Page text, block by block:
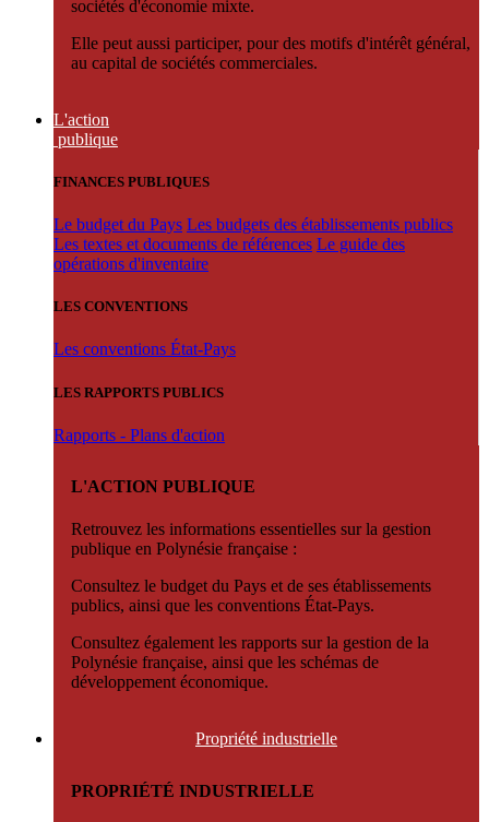
sociétés d'économie mixte.
Elle peut aussi participer, pour des motifs d'intérêt général,
au capital de sociétés commerciales.
L'action
publique
FINANCES PUBLIQUES
Le budget du Pays Les budgets des établissements publics
Les textes et documents de références Le guide des
opérations d'inventaire
LES CONVENTIONS
Les conventions État-Pays
LES RAPPORTS PUBLICS
Rapports - Plans d'action
L'ACTION PUBLIQUE
Retrouvez les informations essentielles sur la gestion
publique en Polynésie française :
Consultez le budget du Pays et de ses établissements
publics, ainsi que les conventions État-Pays.
Consultez également les rapports sur la gestion de la
Polynésie française, ainsi que les schémas de
développement économique.
Propriété industrielle
PROPRIÉTÉ INDUSTRIELLE